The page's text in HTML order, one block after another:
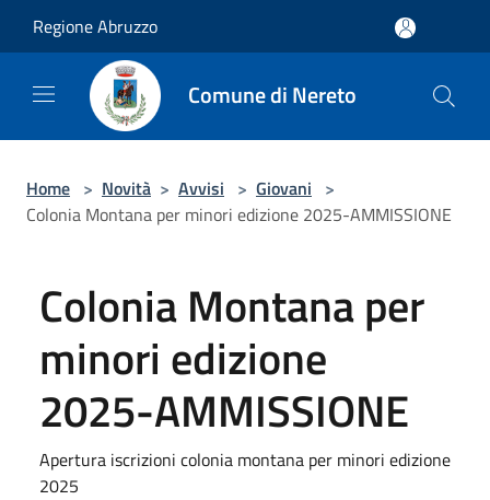
Regione Abruzzo
Comune di Nereto
Home > Novità > Avvisi > Giovani >
Colonia Montana per minori edizione 2025-AMMISSIONE
Colonia Montana per
minori edizione
2025-AMMISSIONE
Apertura iscrizioni colonia montana per minori edizione
2025